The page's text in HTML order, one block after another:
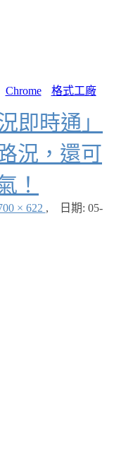
Chrome 格式工廠
即時通」
況，還可
！
× 622 , 日期: 05-